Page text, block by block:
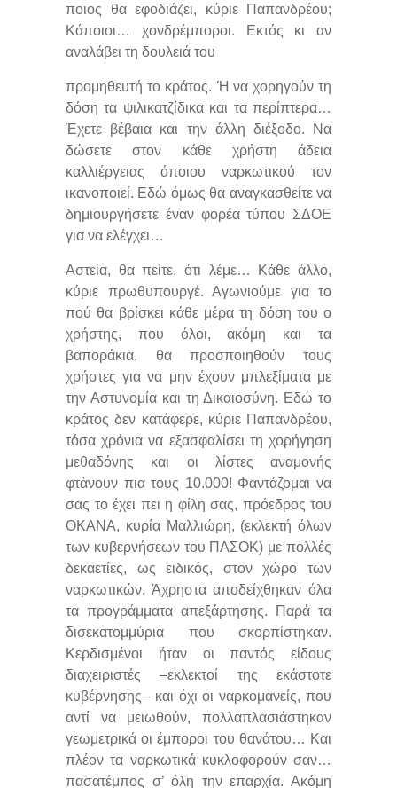
ποιος θα εφοδιάζει, κύριε Παπανδρέου;
Κάποιοι… χονδρέμποροι. Εκτός κι αν
αναλάβει τη δουλειά του
προμηθευτή το κράτος. Ή να χορηγούν τη
δόση τα ψιλικατζίδικα και τα περίπτερα…
Έχετε βέβαια και την άλλη διέξοδο. Να
δώσετε στον κάθε χρήστη άδεια
καλλιέργειας όποιου ναρκωτικού τον
ικανοποιεί. Εδώ όμως θα αναγκασθείτε να
δημιουργήσετε έναν φορέα τύπου ΣΔΟΕ
για να ελέγχει…
Αστεία, θα πείτε, ότι λέμε… Κάθε άλλο,
κύριε πρωθυπουργέ. Αγωνιούμε για το
πού θα βρίσκει κάθε μέρα τη δόση του ο
χρήστης, που όλοι, ακόμη και τα
βαποράκια, θα προσποιηθούν τους
χρήστες για να μην έχουν μπλεξίματα με
την Αστυνομία και τη Δικαιοσύνη. Εδώ το
κράτος δεν κατάφερε, κύριε Παπανδρέου,
τόσα χρόνια να εξασφαλίσει τη χορήγηση
μεθαδόνης και οι λίστες αναμονής
φτάνουν πια τους 10.000! Φαντάζομαι να
σας το έχει πει η φίλη σας, πρόεδρος του
ΟΚΑΝΑ, κυρία Μαλλιώρη, (εκλεκτή όλων
των κυβερνήσεων του ΠΑΣΟΚ) με πολλές
δεκαετίες, ως ειδικός, στον χώρο των
ναρκωτικών. Άχρηστα αποδείχθηκαν όλα
τα προγράμματα απεξάρτησης. Παρά τα
δισεκατομμύρια που σκορπίστηκαν.
Κερδισμένοι ήταν οι παντός είδους
διαχειριστές –εκλεκτοί της εκάστοτε
κυβέρνησης– και όχι οι ναρκομανείς, που
αντί να μειωθούν, πολλαπλασιάστηκαν
γεωμετρικά οι έμποροι του θανάτου… Και
πλέον τα ναρκωτικά κυκλοφορούν σαν…
πασατέμπος σ’ όλη την επαρχία. Ακόμη